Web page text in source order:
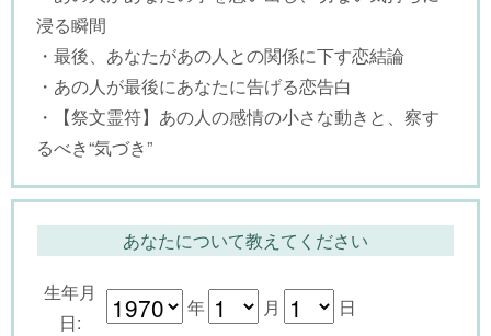
浸る瞬間
・最後、あなたがあの人との関係に下す恋結論
・あの人が最後にあなたに告げる恋告白
・【祭文霊符】あの人の感情の小さな動きと、察す
るべき“気づき”
あなたについて教えてください
生年月
日:
年 月 日